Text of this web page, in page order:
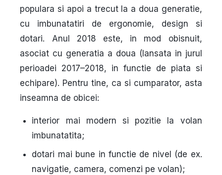
populara si apoi a trecut la a doua generatie,
cu imbunatatiri de ergonomie, design si
dotari. Anul 2018 este, in mod obisnuit,
asociat cu generatia a doua (lansata in jurul
perioadei 2017–2018, in functie de piata si
echipare). Pentru tine, ca si cumparator, asta
inseamna de obicei:
interior mai modern si pozitie la volan
imbunatatita;
dotari mai bune in functie de nivel (de ex.
navigatie, camera, comenzi pe volan);